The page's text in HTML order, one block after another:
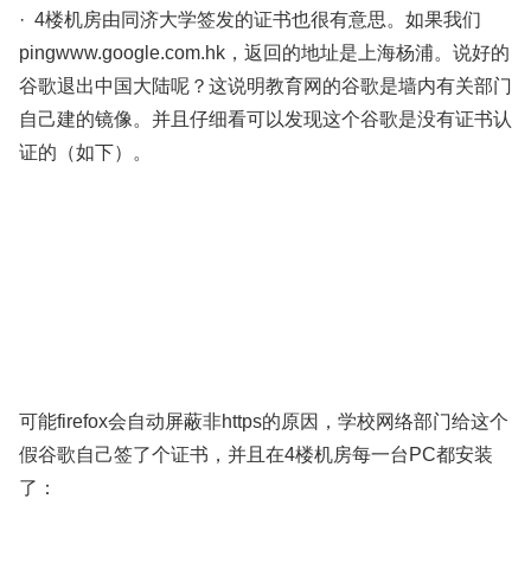
· 4楼机房由同济大学签发的证书也很有意思。如果我们
pingwww.google.com.hk，返回的地址是上海杨浦。说好的
谷歌退出中国大陆呢？这说明教育网的谷歌是墙内有关部门
自己建的镜像。并且仔细看可以发现这个谷歌是没有证书认
证的（如下）。
可能firefox会自动屏蔽非https的原因，学校网络部门给这个
假谷歌自己签了个证书，并且在4楼机房每一台PC都安装
了：